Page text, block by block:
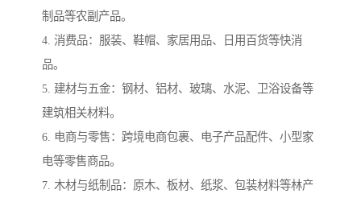
制品等农副产品。
4. 消费品：服装、鞋帽、家居用品、日用百货等快消
品。
5. 建材与五金：钢材、铝材、玻璃、水泥、卫浴设备等
建筑相关材料。
6. 电商与零售：跨境电商包裹、电子产品配件、小型家
电等零售商品。
7. 木材与纸制品：原木、板材、纸浆、包装材料等林产